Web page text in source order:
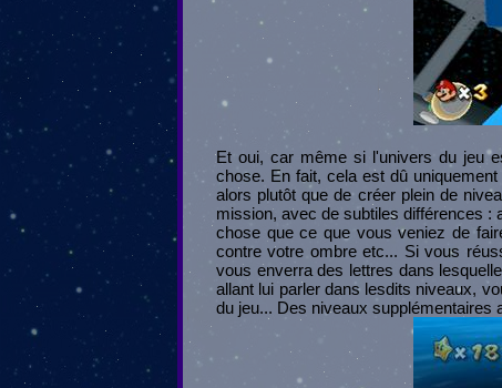
Et oui, car même si l'univers du jeu
chose. En fait, cela est dû
alors plutôt que de créer plein de
mission, avec de subtiles différences :
chose que ce que vous veniez de
contre votre ombre etc... Si vous
vous enverra des lettres dans
allant lui parler dans lesdits niveaux,
du jeu... Des niveaux supplémentaires